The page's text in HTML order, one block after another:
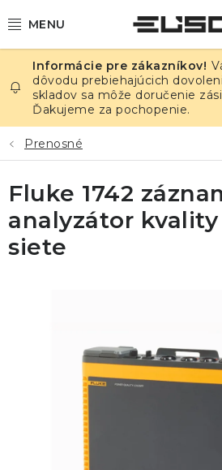
na
ELEKTRINA
TEPLOTA A VLHKOSŤ
TLAK A ÚNIKY
ZÁZNAMNÍKY
KALIBRÁCIA
dôvodu prebiehajúcich
skladov sa môže doručenie
Ďakujeme za pochopenie.
Prenosné
Fluke 1742
analyzátor
siete